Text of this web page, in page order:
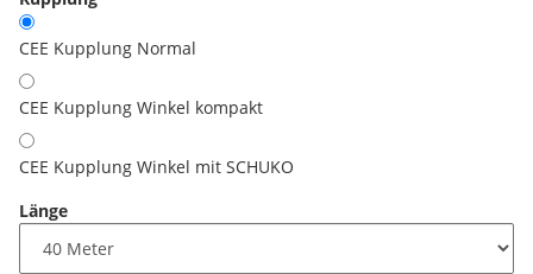
CEE Kupplung Normal
CEE Kupplung Winkel kompakt
CEE Kupplung Winkel mit SCHUKO
Länge